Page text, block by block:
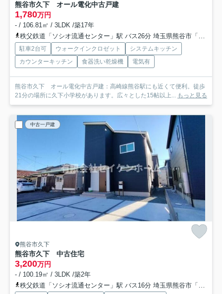
熊谷市久下 オール電化中古戸建
1,780万円
- / 106.81㎡ / 3LDK /築17年
秩父鉄道「ソシオ流通センター」駅 バス26分 埼玉県熊谷市「久下熊久」 停歩3分
駐車2台可 ウォークインクロゼット
システムキッチン
カウンターキッチン
食器洗い乾燥機 電気有
熊谷市久下 オール電化中古戸建：高崎線熊谷駅にも近くて便利。徒歩
21分の場所に久下小学校があります。広々とした15帖以上... もっと見る
中古一戸建
熊谷市久下
熊谷市久下 中古住宅
3,200万円
- / 100.19㎡ / 3LDK /築2年
秩父鉄道「ソシオ流通センター」駅 バス16分 埼玉県熊谷市「久下三丁目」 停歩3分